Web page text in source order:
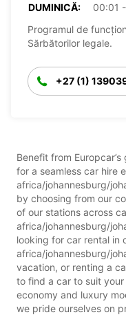
DUMINICĂ:
00:01
Programul de
Sărbătorilor legale.
+27 (1)
Benefit from
for a seamless car hire
africa/johannesburg/
by choosing from our
of our stations across
africa/johannesburg/
looking for car rental in
africa/johannesburg/
vacation, or renting a
to find a car to suit
economy and luxury
we pride ourselves on